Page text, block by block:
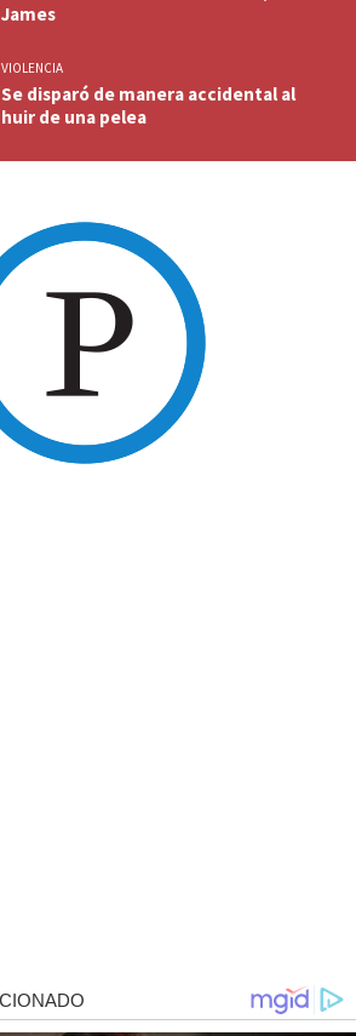
James
VIOLENCIA
Se disparó de manera accidental al
huir de una pelea